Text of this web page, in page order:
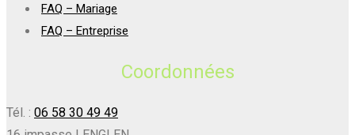
FAQ – Mariage
FAQ – Entreprise
Coordonnées
Tél. : 06 58 30 49 49